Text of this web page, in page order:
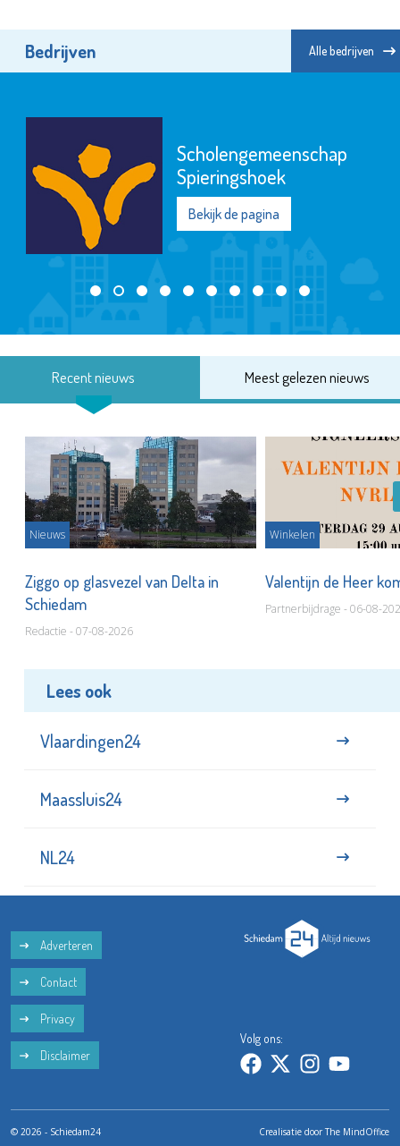
Bedrijven Alle bedrijven
Naut
Bekijk de pagina
Recent nieuws Meest gelezen nieuws
Nieuws
Ziggo op glasvezel van Delta in
Schiedam
Redactie - 07-08-2026
Winkelen
Valentijn de Heer
Partnerbijdrage - 06-08-
Lees ook
Vlaardingen24
Maassluis24
NL24
Adverteren
Contact
Privacy
Disclaimer
Volg ons:
© 2026 - Schiedam24 Crealisatie doorThe MindOffice